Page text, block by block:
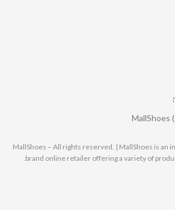
© 2025 MallShoes – All rights reserved. | MallShoes is
brand online retailer offering a variety of